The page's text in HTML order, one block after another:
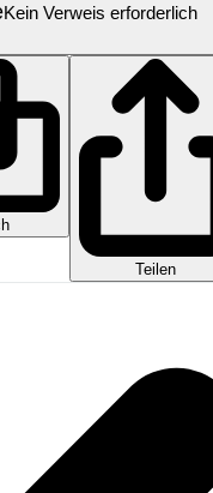
Kein Verweis erforderlich
Teilen